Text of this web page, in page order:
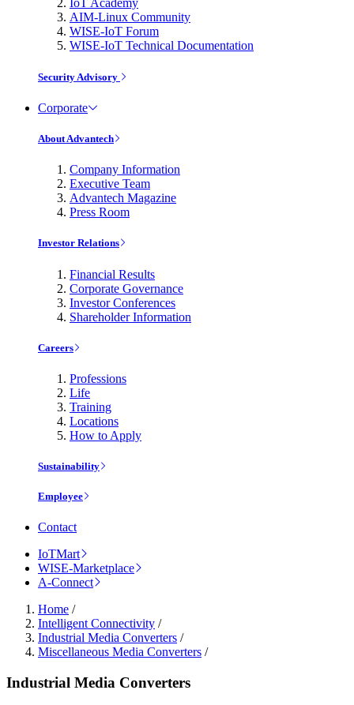
IoT Academy
AIM-Linux Community
WISE-IoT Forum
WISE-IoT Technical Documentation
Security Advisory
Corporate
About Advantech
Company Information
Executive Team
Advantech Magazine
Press Room
Investor Relations
Financial Results
Corporate Governance
Investor Conferences
Shareholder Information
Careers
Professions
Life
Training
Locations
How to Apply
Sustainability
Employee
Contact
IoTMart
WISE-Marketplace
A-Connect
Home /
Intelligent Connectivity /
Industrial Media Converters /
Miscellaneous Media Converters /
Industrial Media Converters